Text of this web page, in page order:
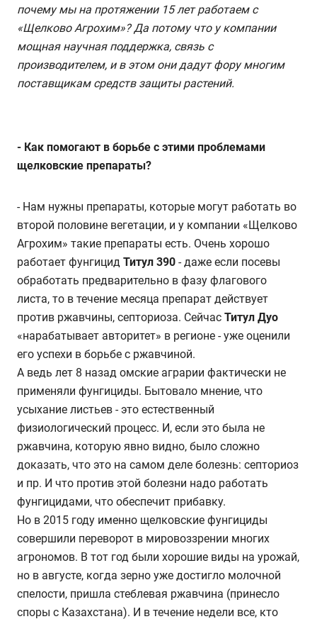
почему мы на протяжении 15 лет работаем с
«Щелково Агрохим»? Да потому что у компании
мощная научная поддержка, связь с
производителем, и в этом они дадут фору многим
поставщикам средств защиты растений.
- Как помогают в борьбе с этими проблемами
щелковские препараты?
- Нам нужны препараты, которые могут работать во
второй половине вегетации, и у компании «Щелково
Агрохим» такие препараты есть. Очень хорошо
работает фунгицид Титул 390 - даже если посевы
обработать предварительно в фазу флагового
листа, то в течение месяца препарат действует
против ржавчины, септориоза. Сейчас Титул Дуо
«нарабатывает авторитет» в регионе - уже оценили
его успехи в борьбе с ржавчиной.
А ведь лет 8 назад омские аграрии фактически не
применяли фунгициды. Бытовало мнение, что
усыхание листьев - это естественный
физиологический процесс. И, если это была не
ржавчина, которую явно видно, было сложно
доказать, что это на самом деле болезнь: септориоз
и пр. И что против этой болезни надо работать
фунгицидами, что обеспечит прибавку.
Но в 2015 году именно щелковские фунгициды
совершили переворот в мировоззрении многих
агрономов. В тот год были хорошие виды на урожай,
но в августе, когда зерно уже достигло молочной
спелости, пришла стеблевая ржавчина (принесло
споры с Казахстана). И в течение недели все, кто